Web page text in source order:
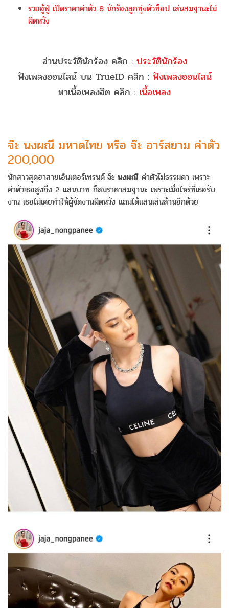
รวยอู้ฟู่ เปิดราคาค่าตัว 8 นักร้องลูกทุ่งตัวท็อป เล่นสมฐานะไม่
ผิดหวัง
อ่านประวัตินักร้อง คลิก : ประวัตินักร้อง
ฟังเพลงออนไลน์ บน TrueID คลิก : ฟังเพลงออนไลน์
หาเนื้อเพลงฮิต คลิก : เนื้อเพลง
จ๊ะ นงผณี มหาดไทย หรือ จ๊ะ อาร์สยาม ค่าตัว
200,000
นักสาวสุดฮาสายเอ็นเตอร์เทรนด์ จ๊ะ นงผณี ค่าตัวไม่ธรรมดา เพราะ
ค่าตัวเธอสูงถึง 2 แสนบาท ก็สมราคาสมฐานะ เพราะเมื่อไหร่ที่เธอรับ
งาน เธอไม่เคยทำให้ผู้จัดงานผิดหวัง แถมได้แสนเล่นล้านอีกด้วย